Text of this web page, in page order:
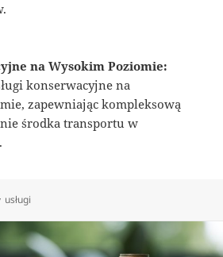
na Wysokim Poziomie:
konserwacyjne na
zapewniając kompleksową
środka transportu w
Kategorie
usługi